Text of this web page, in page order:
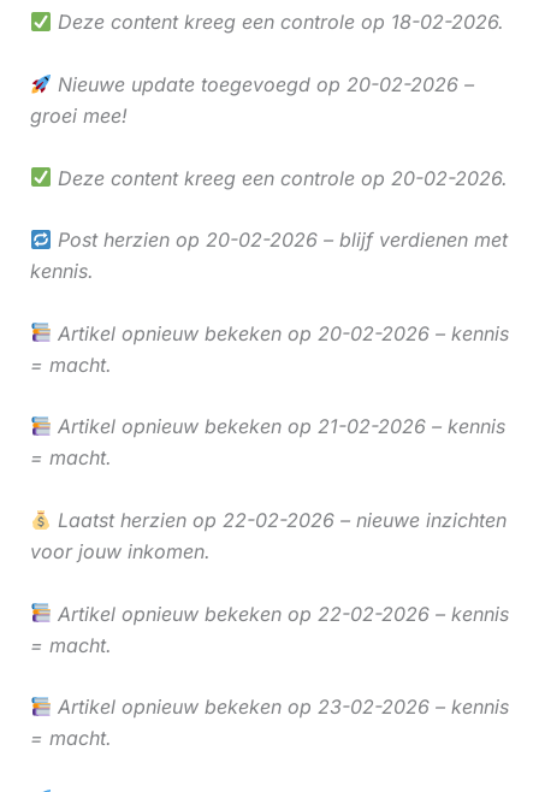
Deze content kreeg een controle op 18-02-2026.
Nieuwe update toegevoegd op 20-02-2026 –
groei mee!
Deze content kreeg een controle op 20-02-2026.
Post herzien op 20-02-2026 – blijf verdienen met
kennis.
Artikel opnieuw bekeken op 20-02-2026 – kennis
= macht.
Artikel opnieuw bekeken op 21-02-2026 – kennis
= macht.
Laatst herzien op 22-02-2026 – nieuwe inzichten
voor jouw inkomen.
Artikel opnieuw bekeken op 22-02-2026 – kennis
= macht.
Artikel opnieuw bekeken op 23-02-2026 – kennis
= macht.